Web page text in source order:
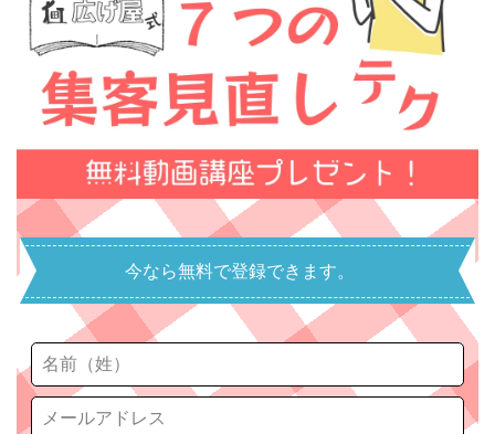
今なら無料で登録できます。